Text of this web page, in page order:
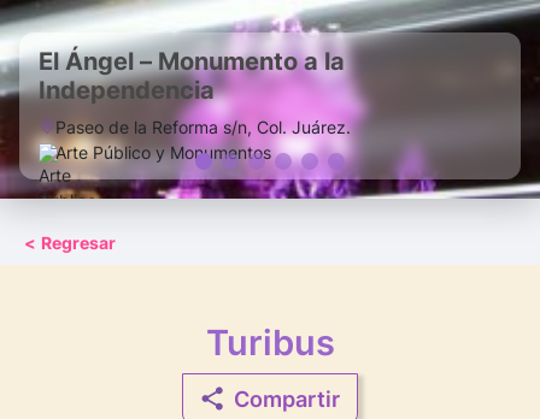
El Ángel – Monumento a la
Independencia
Paseo de la Reforma s/n, Col. Juárez.
Arte Público y Monumentos
< Regresar
Turibus
Compartir